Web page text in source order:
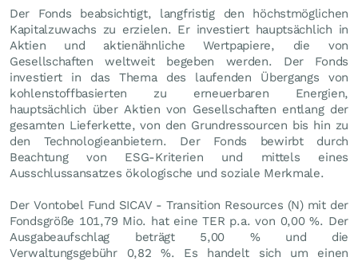
Der Fonds beabsichtigt, langfristig den höchstmöglichen
Kapitalzuwachs zu erzielen. Er investiert hauptsächlich in
Aktien und aktienähnliche Wertpapiere, die von
Gesellschaften weltweit begeben werden. Der Fonds
investiert in das Thema des laufenden Übergangs von
kohlenstoffbasierten zu erneuerbaren Energien,
hauptsächlich über Aktien von Gesellschaften entlang der
gesamten Lieferkette, von den Grundressourcen bis hin zu
den Technologieanbietern. Der Fonds bewirbt durch
Beachtung von ESG-Kriterien und mittels eines
Ausschlussansatzes ökologische und soziale Merkmale.
Der Vontobel Fund SICAV - Transition Resources (N) mit der
Fondsgröße 101,79 Mio. hat eine TER p.a. von 0,00 %. Der
Ausgabeaufschlag beträgt 5,00 % und die
Verwaltungsgebühr 0,82 %. Es handelt sich um einen